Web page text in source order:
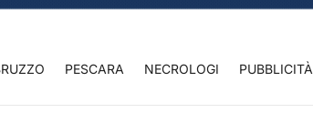
PESCARA NECROLOGI PUBBLICITÀ